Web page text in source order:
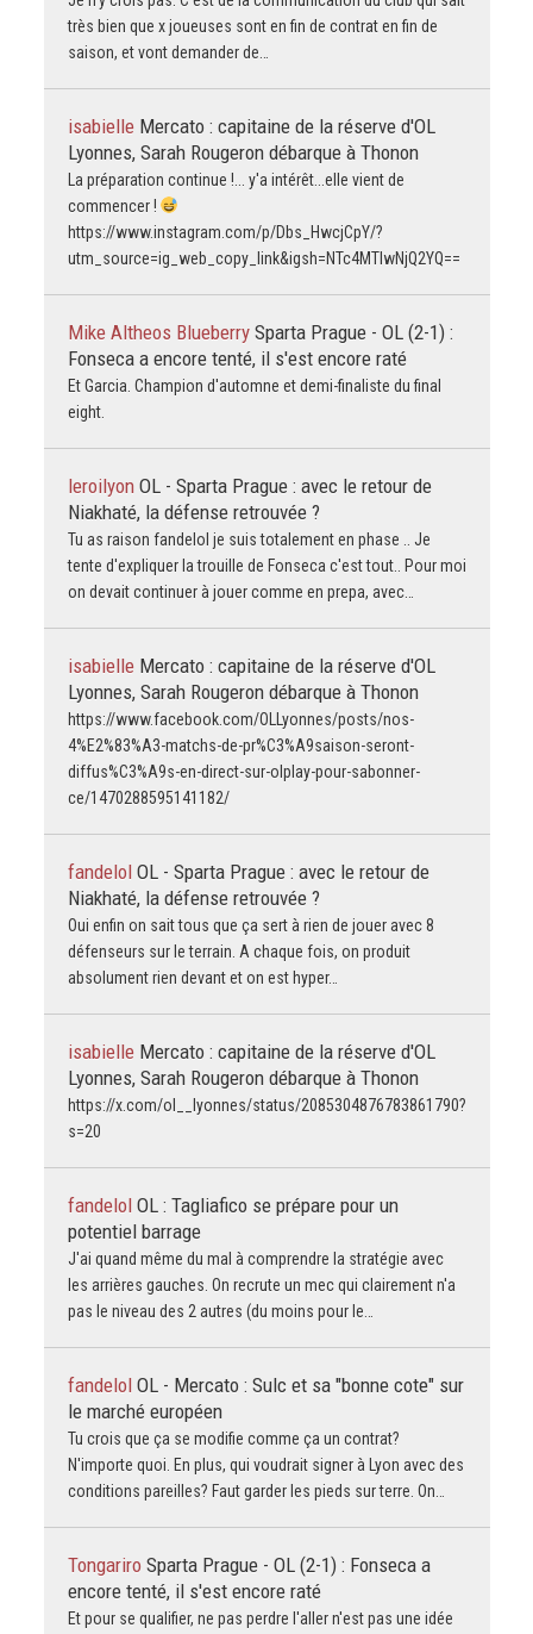
très bien que x joueuses sont en fin de contrat en fin de
saison, et vont demander de…
isabielle Mercato : capitaine de la réserve d'OL
Lyonnes, Sarah Rougeron débarque à Thonon
La préparation continue !... y'a intérêt...elle vient de
commencer !
https://www.instagram.com/p/Dbs_HwcjCpY/?
utm_source=ig_web_copy_link&igsh=NTc4MTIwNjQ2YQ==
Mike Altheos Blueberry Sparta Prague - OL (2-1) :
Fonseca a encore tenté, il s'est encore raté
Et Garcia. Champion d'automne et demi-finaliste du final
eight.
leroilyon OL - Sparta Prague : avec le retour de
Niakhaté, la défense retrouvée ?
Tu as raison fandelol je suis totalement en phase .. Je
tente d'expliquer la trouille de Fonseca c'est tout.. Pour moi
on devait continuer à jouer comme en prepa, avec…
isabielle Mercato : capitaine de la réserve d'OL
Lyonnes, Sarah Rougeron débarque à Thonon
https://www.facebook.com/OLLyonnes/posts/nos-
4%E2%83%A3-matchs-de-pr%C3%A9saison-seront-
diffus%C3%A9s-en-direct-sur-olplay-pour-sabonner-
ce/1470288595141182/
fandelol OL - Sparta Prague : avec le retour de
Niakhaté, la défense retrouvée ?
Oui enfin on sait tous que ça sert à rien de jouer avec 8
défenseurs sur le terrain. A chaque fois, on produit
absolument rien devant et on est hyper…
isabielle Mercato : capitaine de la réserve d'OL
Lyonnes, Sarah Rougeron débarque à Thonon
https://x.com/ol__lyonnes/status/2085304876783861790?
s=20
fandelol OL : Tagliafico se prépare pour un
potentiel barrage
J'ai quand même du mal à comprendre la stratégie avec
les arrières gauches. On recrute un mec qui clairement n'a
pas le niveau des 2 autres (du moins pour le…
fandelol OL - Mercato : Sulc et sa "bonne cote" sur
le marché européen
Tu crois que ça se modifie comme ça un contrat?
N'importe quoi. En plus, qui voudrait signer à Lyon avec des
conditions pareilles? Faut garder les pieds sur terre. On…
Tongariro Sparta Prague - OL (2-1) : Fonseca a
encore tenté, il s'est encore raté
Et pour se qualifier, ne pas perdre l'aller n'est pas une idée